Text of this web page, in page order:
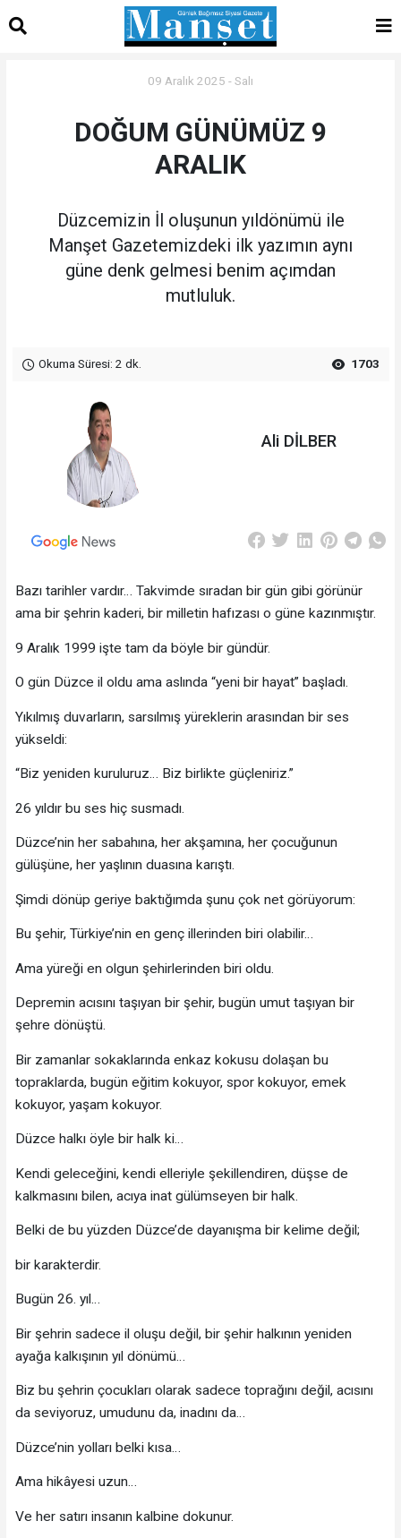
09 Aralık 2025 - Salı
DOĞUM GÜNÜMÜZ 9
ARALIK
Düzcemizin İl oluşunun yıldönümü ile
Manşet Gazetemizdeki ilk yazımın aynı
güne denk gelmesi benim açımdan
mutluluk.
Okuma Süresi: 2 dk. 1703
Ali DİLBER
Bazı tarihler vardır… Takvimde sıradan bir gün gibi görünür
ama bir şehrin kaderi, bir milletin hafızası o güne kazınmıştır.
9 Aralık 1999 işte tam da böyle bir gündür.
O gün Düzce il oldu ama aslında “yeni bir hayat” başladı.
Yıkılmış duvarların, sarsılmış yüreklerin arasından bir ses
yükseldi:
“Biz yeniden kuruluruz… Biz birlikte güçleniriz.”
26 yıldır bu ses hiç susmadı.
Düzce’nin her sabahına, her akşamına, her çocuğunun
gülüşüne, her yaşlının duasına karıştı.
Şimdi dönüp geriye baktığımda şunu çok net görüyorum:
Bu şehir, Türkiye’nin en genç illerinden biri olabilir…
Ama yüreği en olgun şehirlerinden biri oldu.
Depremin acısını taşıyan bir şehir, bugün umut taşıyan bir
şehre dönüştü.
Bir zamanlar sokaklarında enkaz kokusu dolaşan bu
topraklarda, bugün eğitim kokuyor, spor kokuyor, emek
kokuyor, yaşam kokuyor.
Düzce halkı öyle bir halk ki…
Kendi geleceğini, kendi elleriyle şekillendiren, düşse de
kalkmasını bilen, acıya inat gülümseyen bir halk.
Belki de bu yüzden Düzce’de dayanışma bir kelime değil;
bir karakterdir.
Bugün 26. yıl…
Bir şehrin sadece il oluşu değil, bir şehir halkının yeniden
ayağa kalkışının yıl dönümü…
Biz bu şehrin çocukları olarak sadece toprağını değil, acısını
da seviyoruz, umudunu da, inadını da…
Düzce’nin yolları belki kısa…
Ama hikâyesi uzun…
Ve her satırı insanın kalbine dokunur.